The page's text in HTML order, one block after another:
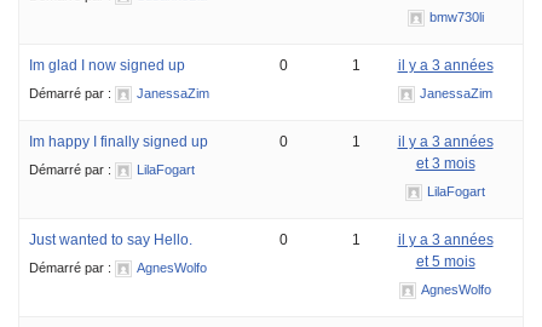
bmw730li
Im glad I now signed up
Démarré par : JanessaZim
0 1 il y a 3 années
JanessaZim
Im happy I finally signed up
Démarré par : LilaFogart
0 1
il y a 3 années
et 3 mois
LilaFogart
Just wanted to say Hello.
Démarré par : AgnesWolfo
0 1
il y a 3 années
et 5 mois
AgnesWolfo